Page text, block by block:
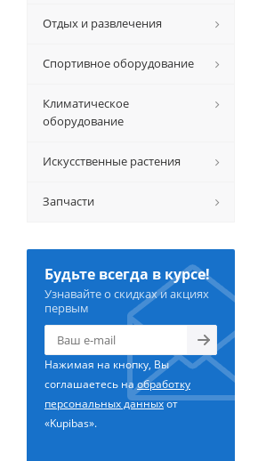
Отдых и развлечения
Спортивное оборудование
Климатическое
оборудование
Искусственные растения
Запчасти
Будьте всегда в курсе!
Узнавайте о скидках и акциях
первым
Нажимая на кнопку, Вы
соглашаетесь наобработку
персональных данныхот
«Kupibas».